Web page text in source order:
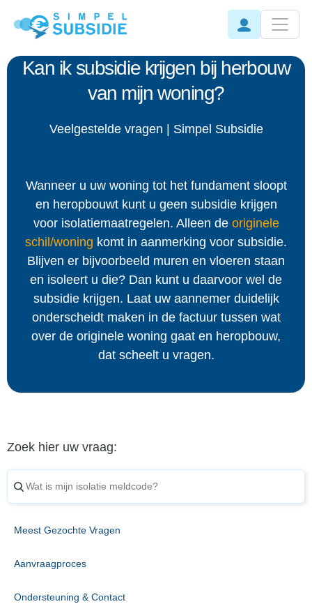
Kan ik subsidie krijgen bij herbouw
van mijn woning?
Veelgestelde vragen | Simpel Subsidie
Wanneer u uw woning tot het fundament sloopt
en heropbouwt kunt u geen subsidie krijgen
voor isolatiemaatregelen. Alleen de originele
schil/woning komt in aanmerking voor subsidie.
Blijven er bijvoorbeeld muren en vloeren staan
en isoleert u die? Dan kunt u daarvoor wel de
subsidie krijgen. Laat uw aannemer duidelijk
onderscheidt maken in de factuur tussen wat
over de originele woning gaat en heropbouw,
dat scheelt u vragen.
Zoek hier uw vraag:
Meest Gezochte Vragen
Aanvraagproces
Ondersteuning & Contact